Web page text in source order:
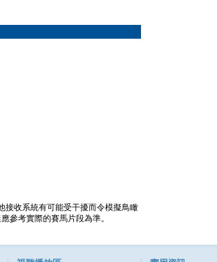
接收系統有可能受干擾而令模擬鳥瞰
參考實際的賽馬片段為準。